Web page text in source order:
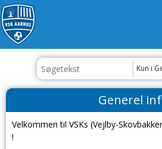
Kun i
Generel
Velkommen til VSKs (Vejlby-
!